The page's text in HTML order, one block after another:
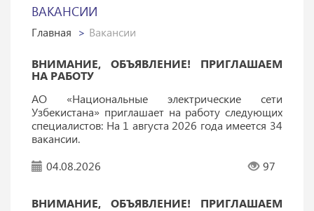
ВАКАНСИИ
Главная Вакансии
ВНИМАНИЕ, ОБЪЯВЛЕНИЕ! ПРИГЛАШАЕМ
НА РАБОТУ
АО «Национальные электрические сети
Узбекистана» приглашает на работу следующих
специалистов: На 1 августа 2026 года имеется 34
вакансии.
04.08.2026
97
ВНИМАНИЕ, ОБЪЯВЛЕНИЕ! ПРИГЛАШАЕМ